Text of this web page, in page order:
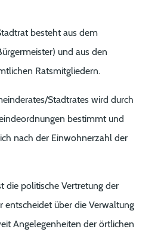
besteht aus dem
und aus den
Ratsmitgliedern.
Stadtrates wird durch
bestimmt und
nach der Einwohnerzahl der
die politische Vertretung der
entscheidet über die Verwaltung
Angelegenheiten der örtlichen